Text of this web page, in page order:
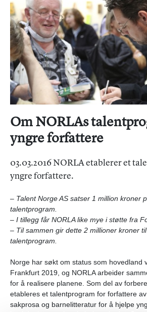
Om NORLAs
yngre forfattere
03.03.2016 NORLA etablerer et
yngre forfattere.
– Talent Norge AS satser 1 million kroner
talentprogram.
– I tillegg får NORLA like mye i støtte fra
– Til sammen gir dette 2 millioner kroner
talentprogram.
Norge har søkt om status som hovedland
Frankfurt 2019, og NORLA arbeider
for å realisere planene. Som del av
etableres et talentprogram for forfattere
sakprosa og barnelitteratur for å hjelpe